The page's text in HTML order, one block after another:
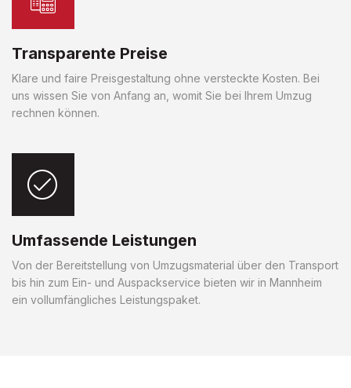
Transparente Preise
Klare und faire Preisgestaltung ohne versteckte Kosten. Bei
uns wissen Sie von Anfang an, womit Sie bei Ihrem Umzug
rechnen können.
Umfassende Leistungen
Von der Bereitstellung von Umzugsmaterial über den Transport
bis hin zum Ein- und Auspackservice bieten wir in Mannheim
ein vollumfängliches Leistungspaket.